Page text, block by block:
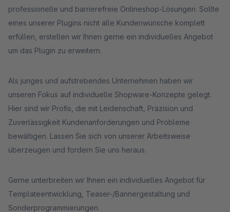
professionelle und barrierefreie Onlineshop-Lösungen. Sollte
eines unserer Plugins nicht alle Kundenwünsche komplett
erfüllen, erstellen wir Ihnen gerne ein individuelles Angebot
um das Plugin zu erweitern.
Als junges und aufstrebendes Unternehmen haben wir
unseren Fokus auf individuelle Shopware-Konzepte gelegt.
Hier sind wir Profis, die mit Leidenschaft, Präzision und
Zuverlässigkeit Kundenanforderungen und Probleme
bewältigen. Lassen Sie sich von unserer Arbeitsweise
überzeugen und fordern Sie uns heraus.
Gerne unterbreiten wir Ihnen ein individuelles Angebot für
Templateentwicklung, Teaser-/Bannergestaltung und
Sonderprogrammierungen.